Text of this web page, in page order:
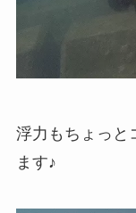
浮力もちょっと
ます♪